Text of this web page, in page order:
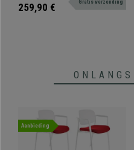
vulling. Verkrijgbaar in
259,90 € Gratis verzending
ONLANGS
Aanbieding